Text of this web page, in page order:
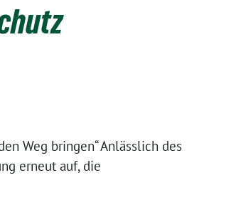
Weg bringen“ Anlässlich des
erneut auf, die